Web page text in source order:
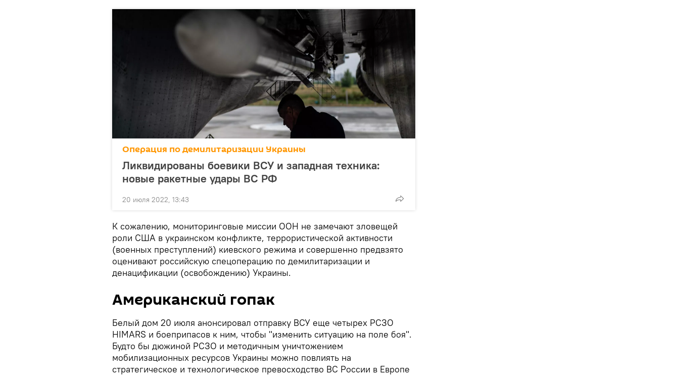
Операция по демилитаризации Украины
Ликвидированы боевики ВСУ и западная техника:
новые ракетные удары ВС РФ
20 июля 2022, 13:43
К сожалению, мониторинговые миссии ООН не замечают зловещей
роли США в украинском конфликте, террористической активности
(военных преступлений) киевского режима и совершенно предвзято
оценивают российскую спецоперацию по демилитаризации и
денацификации (освобождению) Украины.
Американский гопак
Белый дом 20 июля анонсировал отправку ВСУ еще четырех РСЗО
HIMARS и боеприпасов к ним, чтобы "изменить ситуацию на поле боя".
Будто бы дюжиной РСЗО и методичным уничтожением
мобилизационных ресурсов Украины можно повлиять на
стратегическое и технологическое превосходство ВС России в Европе